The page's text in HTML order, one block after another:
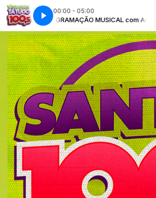
00:00 - 05:00
PROGRAMAÇÃO MUSICAL com Automático